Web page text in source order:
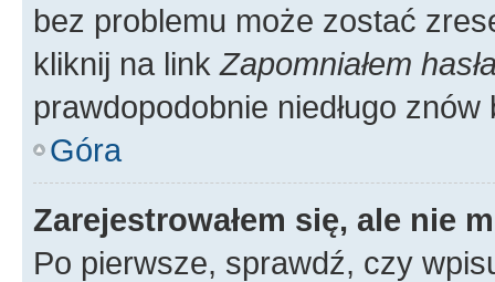
bez problemu może zostać
kliknij na link Zapomniałem
prawdopodobnie niedługo
Góra
Zarejestrowałem się, ale nie
Po pierwsze, sprawdź, czy